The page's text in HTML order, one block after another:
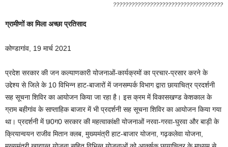
????????????????????????????????????
ग्रामीणों का मिला अच्छा प्रतिसाद
कोण्डागांव, 19 मार्च 2021
प्रदेश सरकार की जन कल्याणकारी योजनाओं-कार्यक्रमों का प्रचार-प्रसार करने के
उद्देश्य से जिले के 10 विभिन्न हाट-बाजारों में जनसम्पर्क विभाग द्वारा छायाचित्र प्रदर्शनी
सह सूचना शिविर का आयोजन किया जा रहा है। इस क्रम में विकासखण्ड केशकाल के
ग्राम बहीगांव के साप्ताहिक बाजार में भी प्रदर्शनी सह सूचना शिविर का आयोजन किया गया
था। प्रदर्शनी में छ0ग0 सरकार की महत्वाकांक्षी योजनाओं नरवा-गरवा-घुरवा और बाड़ी के
क्रियान्वयन राजीव मितान क्लब, मुख्यमंत्री हाट-बाजार योजना, गढ़कलेवा योजना,